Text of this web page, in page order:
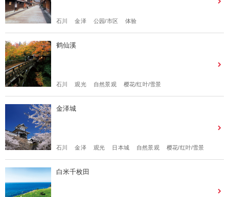
石川 金泽 公园/市区 体验
鹤仙溪
石川 观光 自然景观 樱花/红叶/雪景
金泽城
石川 金泽 观光 日本城 自然景观 樱花/红叶/雪景
白米千枚田